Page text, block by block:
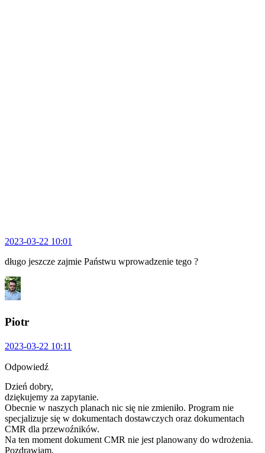
2023-03-22 10:01
długo jeszcze zajmie Państwu wprowadzenie tego ?
Piotr
2023-03-22 10:11
Odpowiedź
Dzień dobry,
dziękujemy za zapytanie.
Obecnie w naszych planach nic się nie zmieniło. Program nie
specjalizuje się w dokumentach dostawczych oraz dokumentach
CMR dla przewoźników.
Na ten moment dokument CMR nie jest planowany do wdrożenia.
Pozdrawiam,